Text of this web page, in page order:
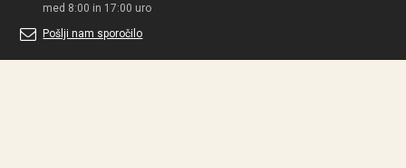
med 8:00 in 17:00 uro
Pošlji nam sporočilo